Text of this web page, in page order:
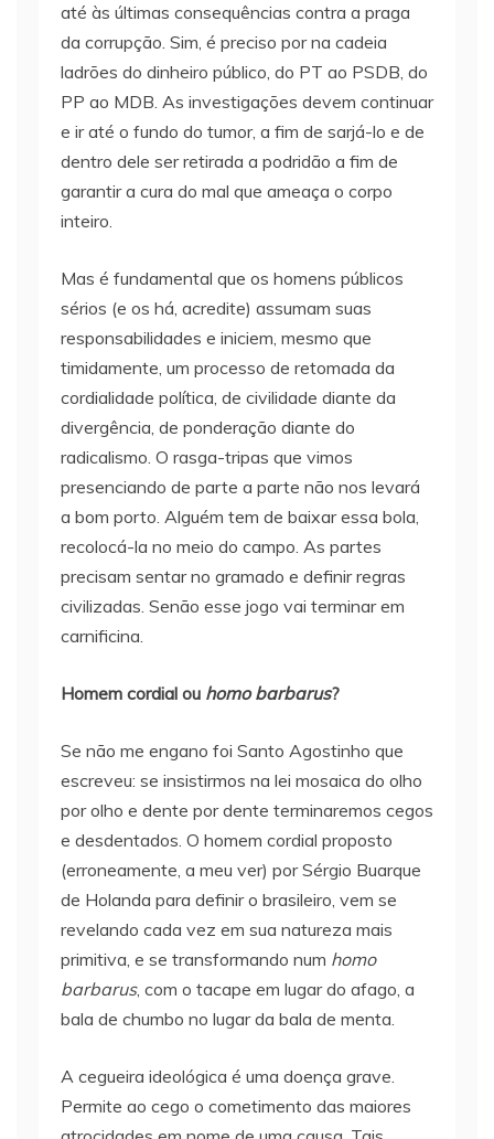
até às últimas consequências contra a praga
da corrupção. Sim, é preciso por na cadeia
ladrões do dinheiro público, do PT ao PSDB, do
PP ao MDB. As investigações devem continuar
e ir até o fundo do tumor, a fim de sarjá-lo e de
dentro dele ser retirada a podridão a fim de
garantir a cura do mal que ameaça o corpo
inteiro.
Mas é fundamental que os homens públicos
sérios (e os há, acredite) assumam suas
responsabilidades e iniciem, mesmo que
timidamente, um processo de retomada da
cordialidade política, de civilidade diante da
divergência, de ponderação diante do
radicalismo. O rasga-tripas que vimos
presenciando de parte a parte não nos levará
a bom porto. Alguém tem de baixar essa bola,
recolocá-la no meio do campo. As partes
precisam sentar no gramado e definir regras
civilizadas. Senão esse jogo vai terminar em
carnificina.
Homem cordial ou homo barbarus?
Se não me engano foi Santo Agostinho que
escreveu: se insistirmos na lei mosaica do olho
por olho e dente por dente terminaremos cegos
e desdentados. O homem cordial proposto
(erroneamente, a meu ver) por Sérgio Buarque
de Holanda para definir o brasileiro, vem se
revelando cada vez em sua natureza mais
primitiva, e se transformando num homo
barbarus, com o tacape em lugar do afago, a
bala de chumbo no lugar da bala de menta.
A cegueira ideológica é uma doença grave.
Permite ao cego o cometimento das maiores